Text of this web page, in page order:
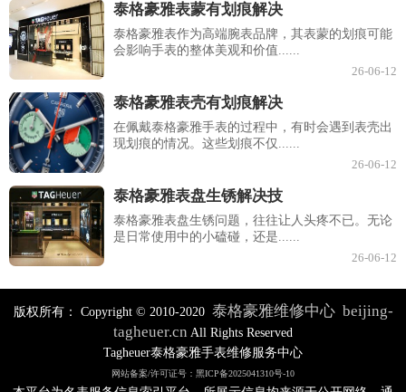
泰格豪雅表蒙有划痕解决
泰格豪雅表作为高端腕表品牌，其表蒙的划痕可能
会影响手表的整体美观和价值......
26-06-12
泰格豪雅表壳有划痕解决
在佩戴泰格豪雅手表的过程中，有时会遇到表壳出
现划痕的情况。这些划痕不仅......
26-06-12
泰格豪雅表盘生锈解决技
泰格豪雅表盘生锈问题，往往让人头疼不已。无论
是日常使用中的小磕碰，还是......
26-06-12
版权所有： Copyright © 2010-2020 泰格豪雅维修中心 beijing-
tagheuer.cn All Rights Reserved
Tagheuer泰格豪雅手表维修服务中心
网站备案/许可证号：黑ICP备2025041310号-10